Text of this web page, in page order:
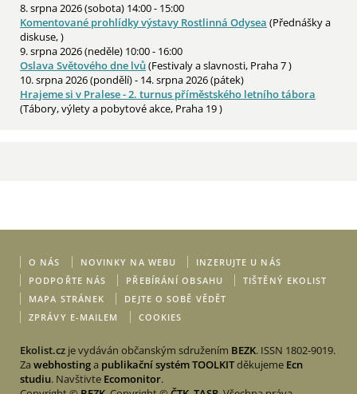
8. srpna 2026 (sobota) 14:00 - 15:00
Komentované prohlídky výstavy Rostlinná Odysea (Přednášky a
diskuse, )
9. srpna 2026 (neděle) 10:00 - 16:00
Oslava Světového dne lvů(Festivaly a slavnosti, Praha 7 )
10. srpna 2026 (pondělí) - 14. srpna 2026 (pátek)
Hrajeme si v Pralese - 2. turnus příměstského letního tábora
(Tábory, výlety a pobytové akce, Praha 19 )
O NÁS NOVINKY NA WEBU
INZERUJTE U NÁS
PODPOŘTE NÁS
PŘEBÍRÁNÍ OBSAHU
TIŠTĚNÝ EKOLIST
MAPA STRÁNEK
DEJTE O SOBĚ VĚDĚT
ZPRÁVY E-MAILEM
COOKIES
Ekolist.cz je vydáván občanským sdružením BEZK. ISSN 1802-9019.
Za webhostinga publikační systém TOOLKITděkujeme Ecn
studiu. Navštivte Ecomonitor.